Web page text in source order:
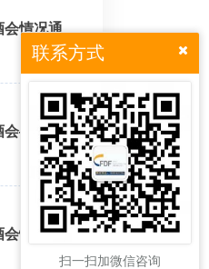
会情况通
会——展
会情况通
联系方式
扫一扫加微信咨询